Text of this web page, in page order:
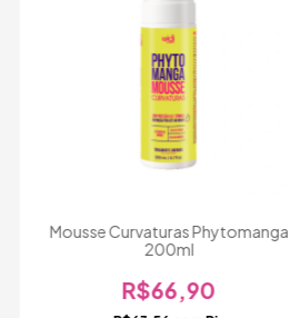
Mousse Curvaturas Phytomanga
200ml
R$66,90